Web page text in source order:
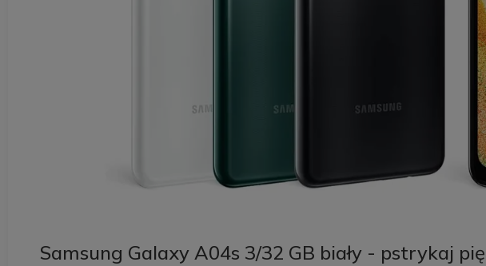
Samsung Galaxy A04s 3/32 GB biały - pstrykaj